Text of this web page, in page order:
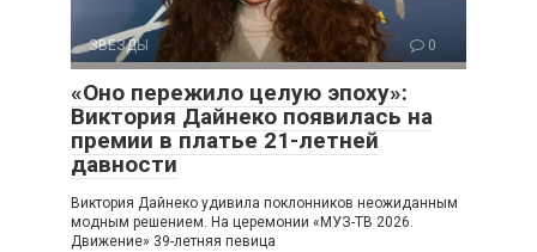
ЗВЕЗДЫ 0
«Оно пережило целую эпоху»:
Виктория Дайнеко появилась на
премии в платье 21-летней
давности
Виктория Дайнеко удивила поклонников неожиданным
модным решением. На церемонии «МУЗ-ТВ 2026.
Движение» 39-летняя певица